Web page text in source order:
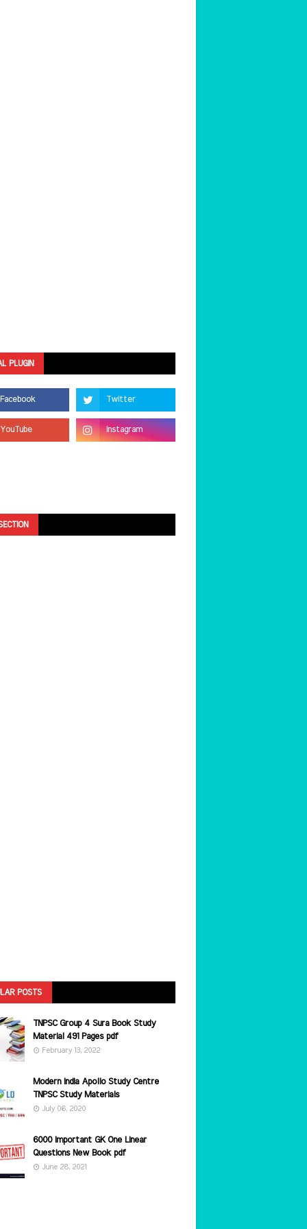
PLUGIN
POSTS
TNPSC Group 4 Sura Book Study
Material 491 Pages pdf
February 13, 2022
Modern India Apollo Study Centre
TNPSC Study Materials
July 06, 2020
6000 Important GK One Linear
Questions New Book pdf
June 28, 2021